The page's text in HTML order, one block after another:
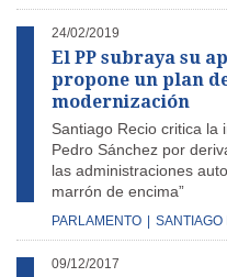
24/02/2019
El PP subraya su
propone un plan
modernización
Santiago Recio critica la
Pedro Sánchez por
las administraciones
marrón de encima”
PARLAMENTO SANTIAGO
09/12/2017